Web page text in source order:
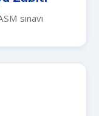
sınavı